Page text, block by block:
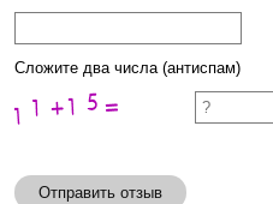
Сложите два числа (антиспам)
Отправить отзыв